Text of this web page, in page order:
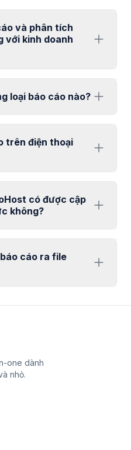
và phân tích
với kinh doanh
loại báo cáo nào?
trên điện thoại
có được cập
không?
cáo ra file
one dành
nhỏ.